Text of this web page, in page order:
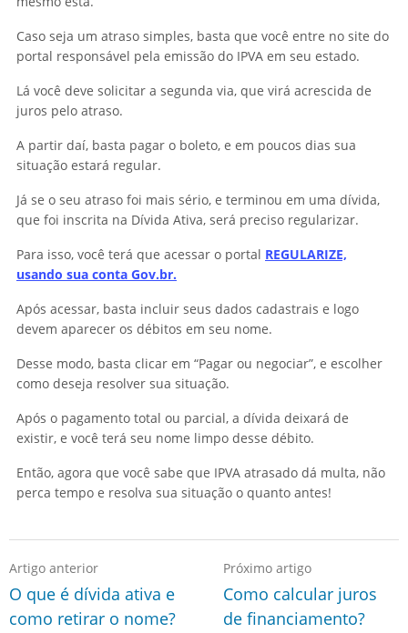
Caso seja um atraso simples, basta que você entre no site do
portal responsável pela emissão do IPVA em seu estado.
Lá você deve solicitar a segunda via, que virá acrescida de
juros pelo atraso.
A partir daí, basta pagar o boleto, e em poucos dias sua
situação estará regular.
Já se o seu atraso foi mais sério, e terminou em uma dívida,
que foi inscrita na Dívida Ativa, será preciso regularizar.
Para isso, você terá que acessar o portal REGULARIZE,
usando sua conta Gov.br.
Após acessar, basta incluir seus dados cadastrais e logo
devem aparecer os débitos em seu nome.
Desse modo, basta clicar em “Pagar ou negociar”, e escolher
como deseja resolver sua situação.
Após o pagamento total ou parcial, a dívida deixará de
existir, e você terá seu nome limpo desse débito.
Então, agora que você sabe que IPVA atrasado dá multa, não
perca tempo e resolva sua situação o quanto antes!
Artigo anterior
O que é dívida ativa e
como retirar o nome?
Próximo artigo
Como calcular juros
de financiamento?